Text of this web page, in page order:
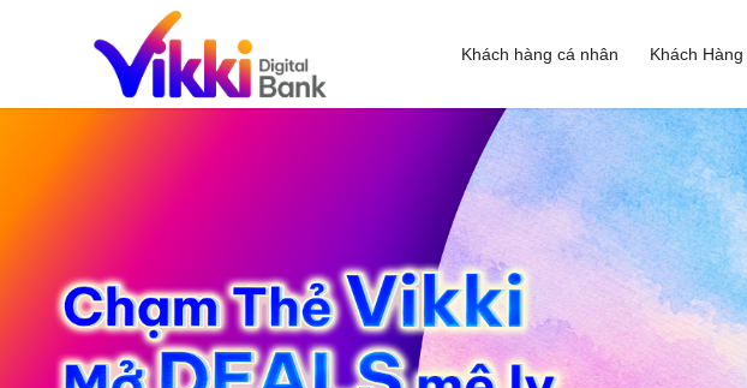
Khách hàng cá nhân Khách